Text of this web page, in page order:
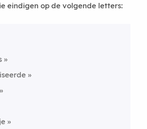
eindigen op de volgende letters: